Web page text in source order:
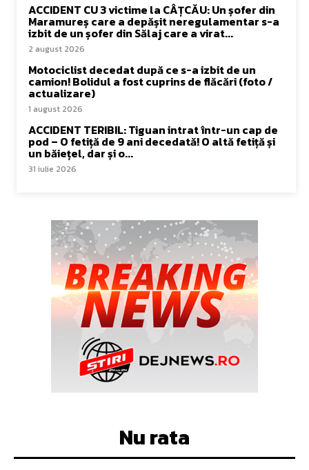
ACCIDENT CU 3 victime la CÂȚCĂU: Un șofer din
Maramureș care a depășit neregulamentar s-a
izbit de un șofer din Sălaj care a virat...
2 august 2026
Motociclist decedat după ce s-a izbit de un
camion! Bolidul a fost cuprins de flăcări (foto /
actualizare)
1 august 2026
ACCIDENT TERIBIL: Tiguan intrat într-un cap de
pod – O fetiță de 9 ani decedată! O altă fetiță și
un băiețel, dar și o...
31 iulie 2026
Nu rata